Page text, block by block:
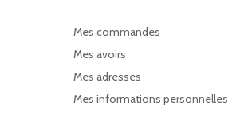
Mes commandes
Mes avoirs
Mes adresses
Mes informations personnelles